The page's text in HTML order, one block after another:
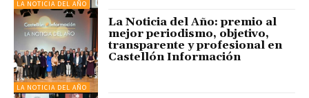
LA NOTICIA DEL AÑO
LA NOTICIA DEL AÑO
La Noticia del Año: premio al
mejor periodismo, objetivo,
transparente y profesional en
Castellón Información